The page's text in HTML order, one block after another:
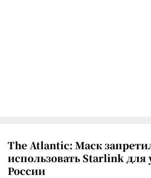
The Atlantic: Маск
использовать Starlink для
России